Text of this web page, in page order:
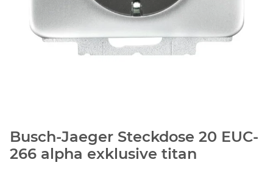
Busch-Jaeger Steckdose 20 EUC-
266 alpha exklusive titan